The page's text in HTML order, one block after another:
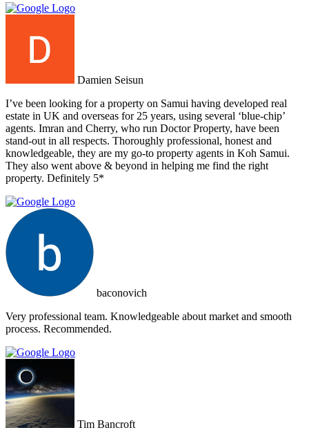
Damien Seisun
I’ve been looking for a property on Samui having developed real
estate in UK and overseas for 25 years, using several ‘blue-chip’
agents. Imran and Cherry, who run Doctor Property, have been
stand-out in all respects. Thoroughly professional, honest and
knowledgeable, they are my go-to property agents in Koh Samui.
They also went above & beyond in helping me find the right
property. Definitely 5*
baconovich
Very professional team. Knowledgeable about market and smooth
process. Recommended.
Tim Bancroft